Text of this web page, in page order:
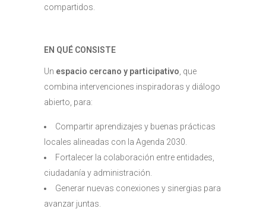
compartidos.
EN QUÉ CONSISTE
Un espacio cercano y participativo , que
combina intervenciones inspiradoras y diálogo
abierto, para:
Compartir aprendizajes y buenas prácticas
locales alineadas con la Agenda 2030.
Fortalecer la colaboración entre entidades,
ciudadanía y administración.
Generar nuevas conexiones y sinergias para
avanzar juntas.